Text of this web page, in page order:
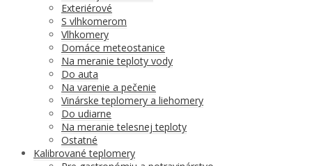
Exteriérové
S vlhkomerom
Vlhkomery
Domáce meteostanice
Na meranie teploty vody
Do auta
Na varenie a pečenie
Vinárske teplomery a liehomery
Do udiarne
Na meranie telesnej teploty
Ostatné
Kalibrované teplomery